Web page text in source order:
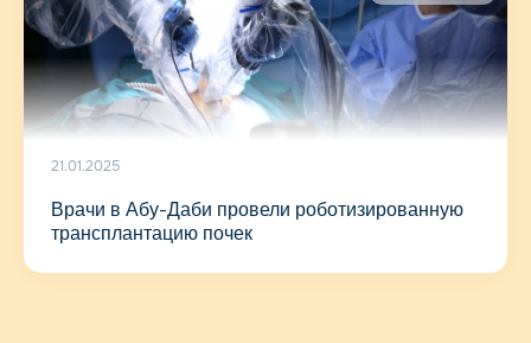
21.01.2025
Врачи в Абу-Даби провели роботизированную
трансплантацию почек